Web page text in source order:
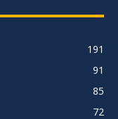
191
91
85
72